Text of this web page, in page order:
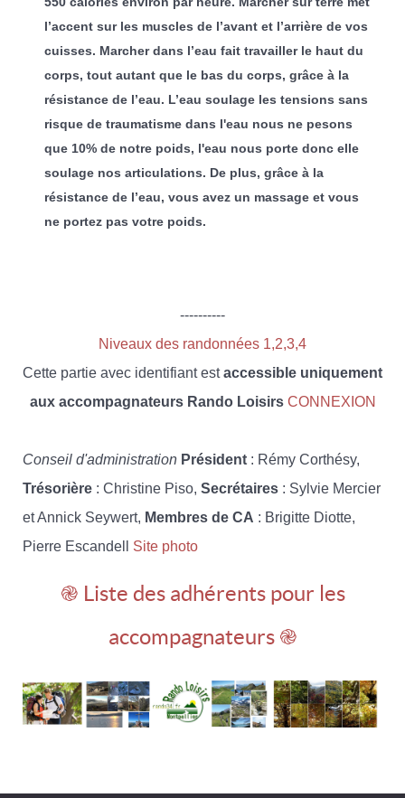
l’accent sur les muscles de l’avant et l’arrière de vos
cuisses. Marcher dans l’eau fait travailler le haut du
corps, tout autant que le bas du corps, grâce à la
résistance de l’eau. L’eau soulage les tensions sans
risque de traumatisme dans l'eau nous ne pesons
que 10% de notre poids, l'eau nous porte donc elle
soulage nos articulations. De plus, grâce à la
résistance de l’eau, vous avez un massage et vous
ne portez pas votre poids.
----------
Niveaux des randonnées 1,2,3,4
Cette partie avec identifiant estaccessible uniquement
aux accompagnateurs Rando Loisirs CONNEXION
Conseil d'administration Président : Rémy Corthésy,
Trésorière : Christine Piso, Secrétaires : Sylvie Mercier
et Annick Seywert, Membres de CA : Brigitte Diotte,
Pierre Escandell Site photo
֎ Liste des adhérents pour les
accompagnateurs ֎